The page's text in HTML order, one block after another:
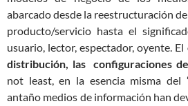
abarcado desde la reestructuración
producto/servicio hasta el
usuario, lector, espectador, oyente. El
distribución, las configuraciones
not least, en la esencia misma del
antaño medios de información han